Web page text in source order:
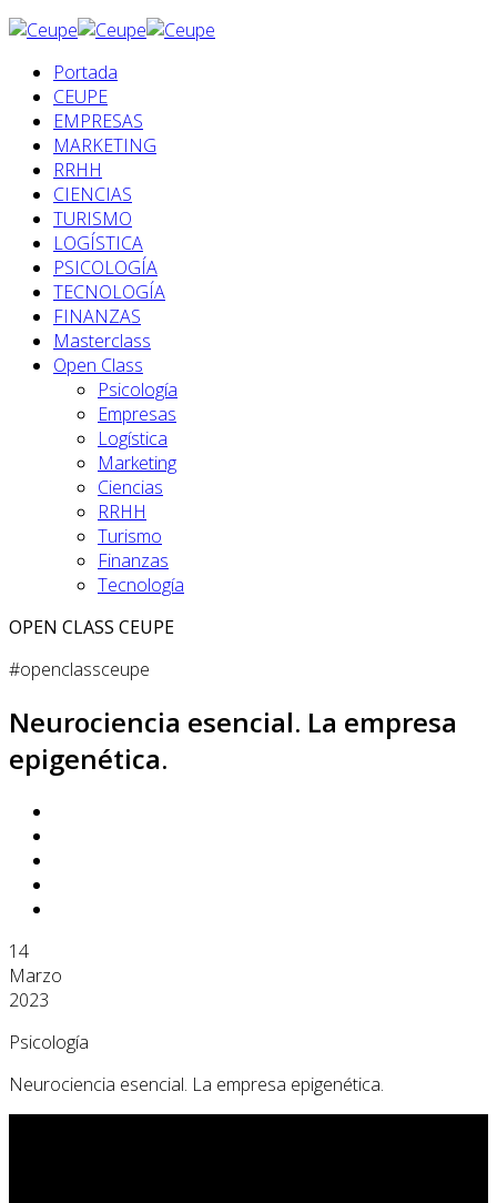
Portada
CEUPE
EMPRESAS
MARKETING
RRHH
CIENCIAS
TURISMO
LOGÍSTICA
PSICOLOGÍA
TECNOLOGÍA
FINANZAS
Masterclass
Open Class
Psicología
Empresas
Logística
Marketing
Ciencias
RRHH
Turismo
Finanzas
Tecnología
OPEN CLASS CEUPE
#openclassceupe
Neurociencia esencial. La empresa
epigenética.
14
Marzo
2023
Psicología
Neurociencia esencial. La empresa epigenética.